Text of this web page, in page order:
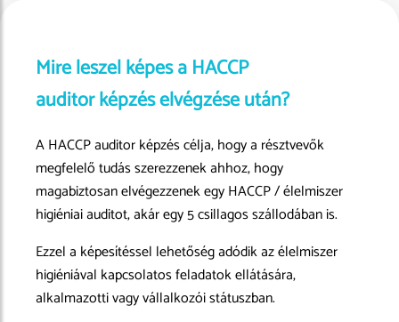
Mire leszel képes a HACCP
auditor képzés elvégzése után?
A HACCP auditor képzés célja, hogy a résztvevők
megfelelő tudás szerezzenek ahhoz, hogy
magabiztosan elvégezzenek egy HACCP / élelmiszer
higiéniai auditot, akár egy 5 csillagos szállodában is.
Ezzel a képesítéssel lehetőség adódik az élelmiszer
higiéniával kapcsolatos feladatok ellátására,
alkalmazotti vagy vállalkozói státuszban.